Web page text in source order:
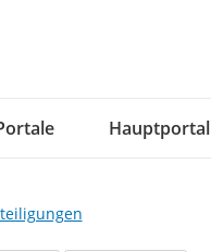
Hauptportal